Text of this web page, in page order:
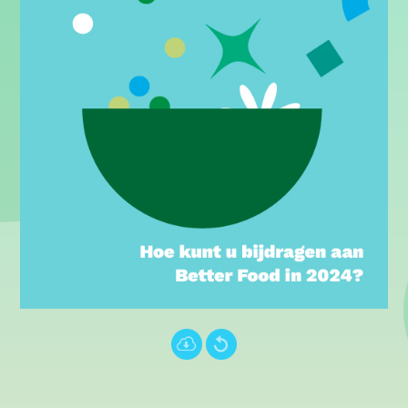
. .
Português (PT)
中文 (中国)
Türkçe